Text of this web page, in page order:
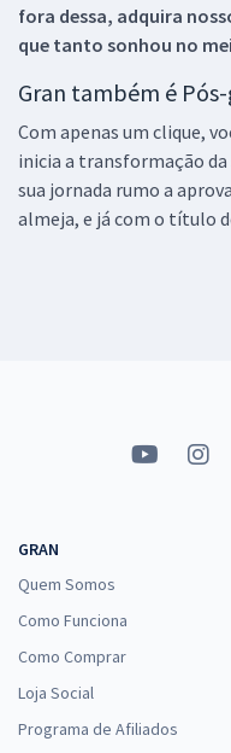
fora dessa, adquira
que tanto sonhou no
Gran também é
Com apenas um clique,
inicia a transformação
sua jornada rumo a
almeja, e já com o título
GRAN
Quem Somos
Como Funciona
Como Comprar
Loja Social
Programa de Afiliados